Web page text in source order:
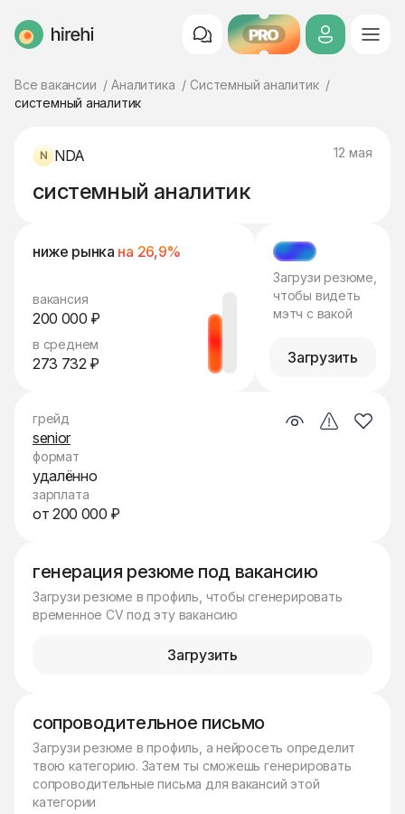
HireHi PRO
Все вакансии Аналитика
Системный аналитик
системный аналитик
NDA 12 мая
системный аналитик
ниже рынка на 26,9%
вакансия
200 000 ₽
в среднем
273 732 ₽
МЭТЧ
Загрузи резюме,
чтобы видеть
мэтч с вакой
Загрузить
генерация резюме под вакансию
Загрузи резюме в профиль, чтобы сгенерировать
временное CV под эту вакансию
Загрузить
сопроводительное письмо
Загрузи резюме в профиль, а нейросеть определит
твою категорию. Затем ты сможешь генерировать
сопроводительные письма для вакансий этой
категории
грейд
senior
формат
удалённо
зарплата
от 200 000 ₽